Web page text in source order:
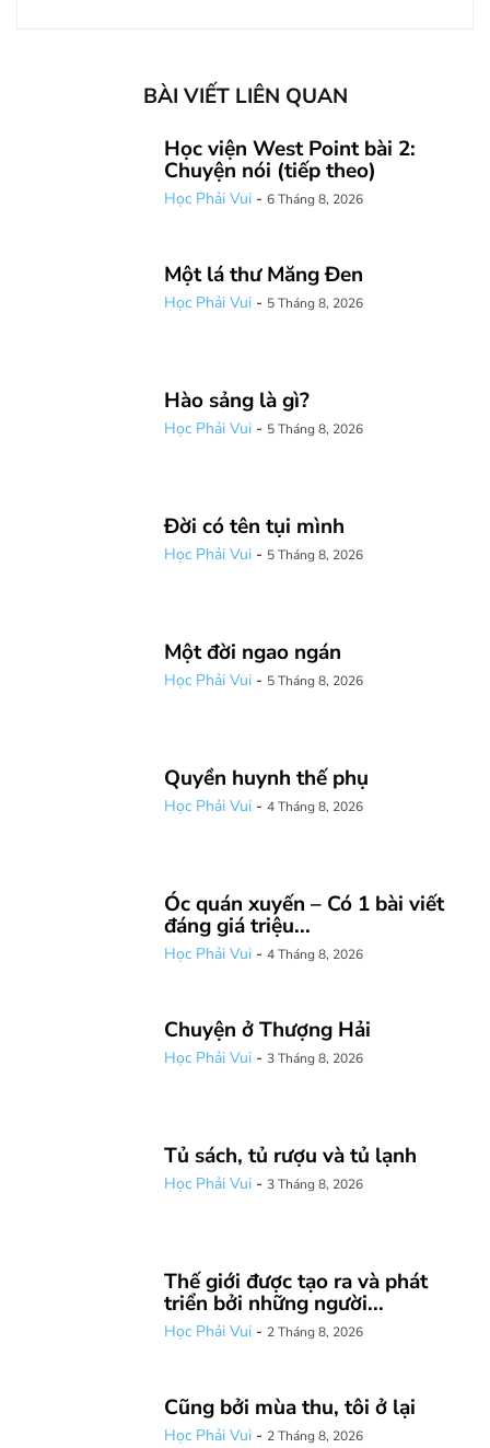
BÀI VIẾT LIÊN QUAN
Học viện West Point bài 2:
Chuyện nói (tiếp theo)
Học Phải Vui - 6 Tháng 8, 2026
Một lá thư Măng Đen
Học Phải Vui - 5 Tháng 8, 2026
Hào sảng là gì?
Học Phải Vui - 5 Tháng 8, 2026
Đời có tên tụi mình
Học Phải Vui - 5 Tháng 8, 2026
Một đời ngao ngán
Học Phải Vui - 5 Tháng 8, 2026
Quyền huynh thế phụ
Học Phải Vui - 4 Tháng 8, 2026
Óc quán xuyến – Có 1 bài viết
đáng giá triệu...
Học Phải Vui - 4 Tháng 8, 2026
Chuyện ở Thượng Hải
Học Phải Vui - 3 Tháng 8, 2026
Tủ sách, tủ rượu và tủ lạnh
Học Phải Vui - 3 Tháng 8, 2026
Thế giới được tạo ra và phát
triển bởi những người...
Học Phải Vui - 2 Tháng 8, 2026
Cũng bởi mùa thu, tôi ở lại
Học Phải Vui - 2 Tháng 8, 2026